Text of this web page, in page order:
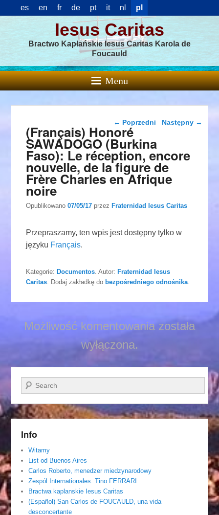
es en fr de pt it nl pl
Iesus Caritas
Bractwo Kapłańskie Iesus Caritas Karola de
Foucauld
Menu
Nawigacja wpisu
← Poprzedni Następny →
(Français) Honoré
SAWADOGO (Burkina
Faso): Le réception, encore
nouvelle, de la figure de
Frère Charles en Afrique
noire
Opublikowano07/05/17 przezFraternidad Iesus Caritas
Przepraszamy, ten wpis jest dostępny tylko w
języku Français.
Kategorie:Documentos . Autor:Fraternidad Iesus
Caritas . Dodaj zakładkę do bezpośredniego odnośnika
Możliwość komentowania została
wyłączona.
Szukaj
Info
Witamy
List od Buenos Aires
Carlos Roberto, menedzer miedzynarodowy
Zespól Internationales. Tino FERRARI
Bractwa kaplanskie Iesus Caritas
(Español) San Carlos de FOUCAULD, una vida
desconcertante